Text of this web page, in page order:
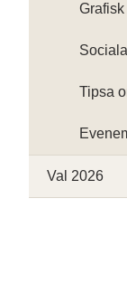
Grafisk
Tipsa
Val 2026